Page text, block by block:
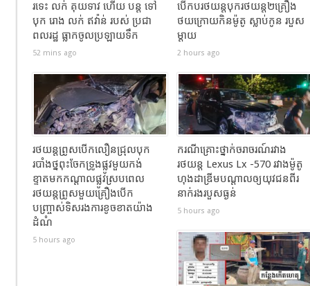
រទេះ លក់ គុយទាវ ហេីយ បន្ត ទៅ
បុក រោង លក់ ឥវ៉ាន់ របស់ ប្រជា
ពលរដ្ឋ ធ្លាកចូលប្រឡាយទឹក
52 mins ago
បើកបរថយន្តបុករថយន្ត២គ្រឿង
ថយក្រោយកិនម៉ូតូ ស្លាប់កូន របួស
ម្ដាយ
2 hours ago
រថយន្តព្រូសបើកលឿនជ្រុលបុក
របាំងថ្នពុះចែកទ្រូងផ្លូវមួយកង់
ខ្ទាតមកកណ្តាលផ្លូវស្របពេល
រថយន្តព្រូសមួយគ្រឿងបើក
បញ្ច្រាស់ទិសរងការខូចខាតយ៉ាង
ដំណំ
5 hours ago
ករណីគ្រោះថ្នាក់ចរាចរណ៍រវាង
រថយន្ត Lexus Lx -570 រវាងម៉ូតូ
ហុងដាឌ្រីមបណ្ដាលឲ្យយុវជនពីរ
នាក់រងរបួសធ្ងន់
5 hours ago